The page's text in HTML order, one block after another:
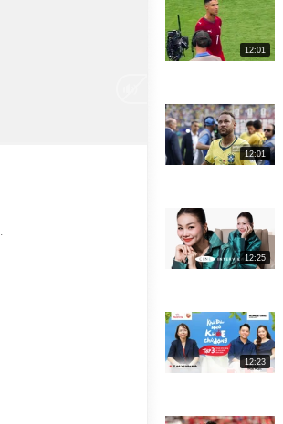
12:01
12:01
12:25
12:23